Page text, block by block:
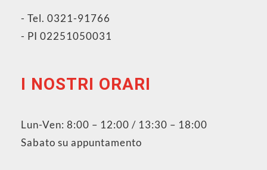
- Tel. 0321-91766
- PI 02251050031
I NOSTRI ORARI
Lun-Ven: 8:00 – 12:00 / 13:30 – 18:00
Sabato su appuntamento